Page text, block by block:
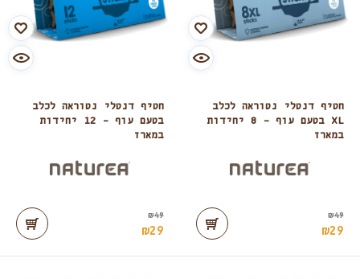
חטיף דנטלי נטוראה לכלב
XL בטעם עוף – 8 יחידות
במארז
₪49
₪29
חטיף דנטלי נטוראה לכלב
בטעם עוף – 12 יחידות
במארז
₪49
₪29